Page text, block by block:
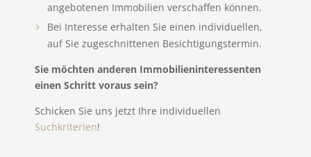
angebotenen Immobilien verschaffen können.
Bei Interesse erhalten Sie einen individuellen,
auf Sie zugeschnittenen Besichtigungstermin.
Sie möchten anderen Immobilieninteressenten
einen Schritt voraus sein?
Schicken Sie uns jetzt Ihre individuellen
Suchkriterien!